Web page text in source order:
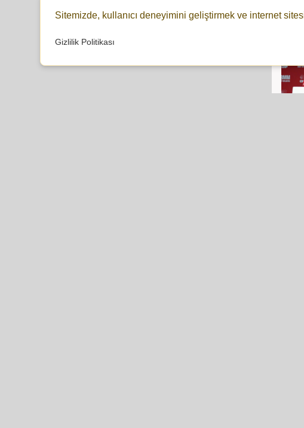
Sitemizde, kullanıcı deneyimini geliştirmek ve internet
Gizlilik Politikası